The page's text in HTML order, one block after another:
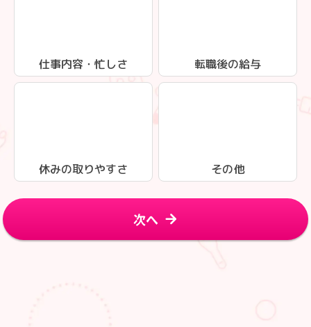
仕事内容・忙しさ 転職後の給与
休みの取りやすさ その他
次へ